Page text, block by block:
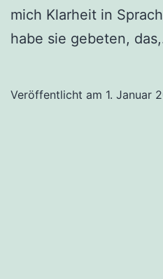
mich Klarheit in
habe sie gebeten,
Veröffentlicht am 1. Januar